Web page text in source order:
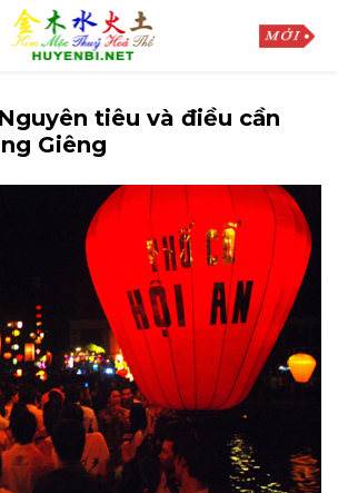
tiêu và điều cần
Giêng